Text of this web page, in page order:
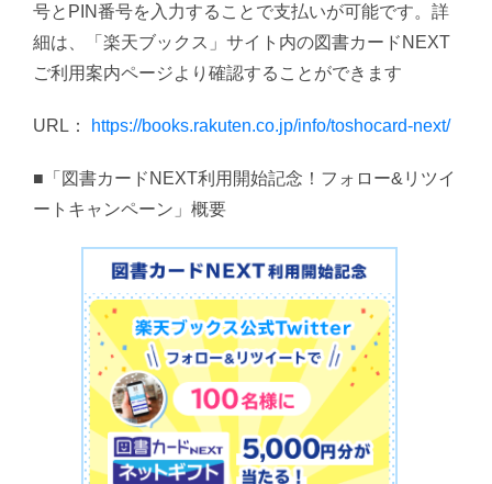
号とPIN番号を入力することで支払いが可能です。詳
細は、「楽天ブックス」サイト内の図書カードNEXT
ご利用案内ページより確認することができます
URL： https://books.rakuten.co.jp/info/toshocard-next/
■「図書カードNEXT利用開始記念！フォロー&リツイ
ートキャンペーン」概要